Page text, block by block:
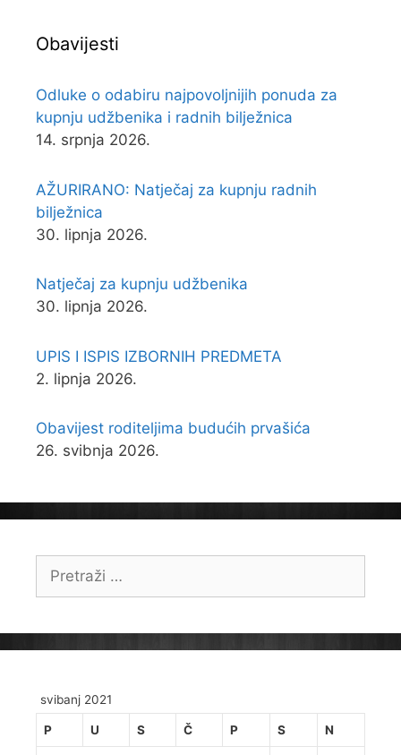
Obavijesti
Odluke o odabiru najpovoljnijih ponuda za
kupnju udžbenika i radnih bilježnica
14. srpnja 2026.
AŽURIRANO: Natječaj za kupnju radnih
bilježnica
30. lipnja 2026.
Natječaj za kupnju udžbenika
30. lipnja 2026.
UPIS I ISPIS IZBORNIH PREDMETA
2. lipnja 2026.
Obavijest roditeljima budućih prvašića
26. svibnja 2026.
Pretraži:
svibanj 2021
P U S Č P S N